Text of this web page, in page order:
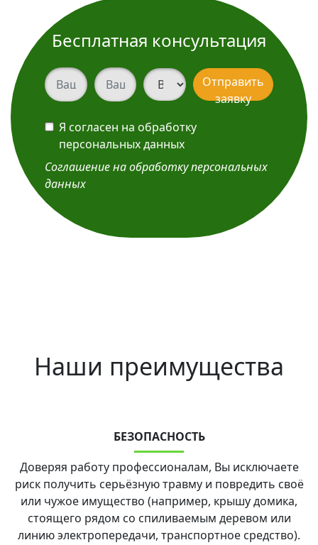
Бесплатная консультация
Ваш телефонВаш телефонВид услугиОтправить
заявку
Я согласен на обработку
персональных данных
Соглашение на обработку персональных
данных
Наши преимущества
БЕЗОПАСНОСТЬ
Доверяя работу профессионалам, Вы исключаете
риск получить серьёзную травму и повредить своё
или чужое имущество (например, крышу домика,
стоящего рядом со спиливаемым деревом или
линию электропередачи, транспортное средство).